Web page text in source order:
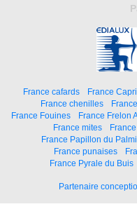
France cafards France
France chenilles
France Fouines
France Frelon
France mites
France Papillon du
France punaises
France Pyrale du Buis
Partenaire